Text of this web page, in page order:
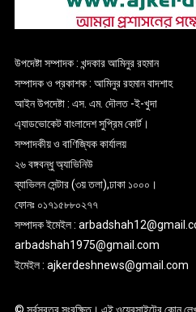
উপদেষ্টা সম্পাদক : খন্দকার আমিনুর রহমান
সম্পাদক ও প্রকাশক : আমিনুর রহমান বাদশাহ
আইন উপদেষ্টা : এস. এম. দৌলত -ই-খুদা
এ্যাডভোকেট বাংলাদেশ সুপ্রিম কোর্ট।
সম্পাদকীয় ও বাণিজ্যিক কার্যালয়
২৬ বঙ্গবন্ধু অ্যাভিনিউ
ব্যাভিলন সেন্টার (৩য় তলা),ঢাকা ১০০০।
ফোনঃ ০১৭১৫৮৮০২৭৭
সম্পাদক ইমেইল :
arbadshah1975@gmail.com
ইমেইল : ajkerdeshnews@gmail.com